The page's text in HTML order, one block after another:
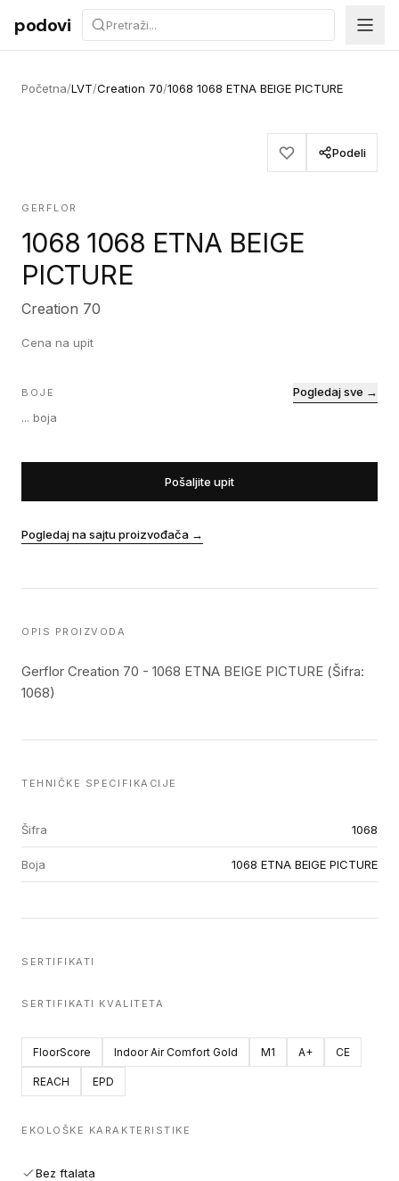
Preskoči na sadržaj
podovi
Početna/LVT/Creation 70/1068 1068 ETNA BEIGE PICTURE
Podeli
GERFLOR
1068 1068 ETNA BEIGE
PICTURE
Creation 70
Cena na upit
BOJE
... boja
Pogledaj sve →
Pošaljite upit
Pogledaj na sajtu proizvođača →
OPIS PROIZVODA
Gerflor Creation 70 - 1068 ETNA BEIGE PICTURE (Šifra:
1068)
TEHNIČKE SPECIFIKACIJE
Šifra 1068
Boja 1068 ETNA BEIGE PICTURE
SERTIFIKATI
SERTIFIKATI KVALITETA
FloorScore Indoor Air Comfort Gold M1 A+ CE
REACH EPD
EKOLOŠKE KARAKTERISTIKE
Bez ftalata